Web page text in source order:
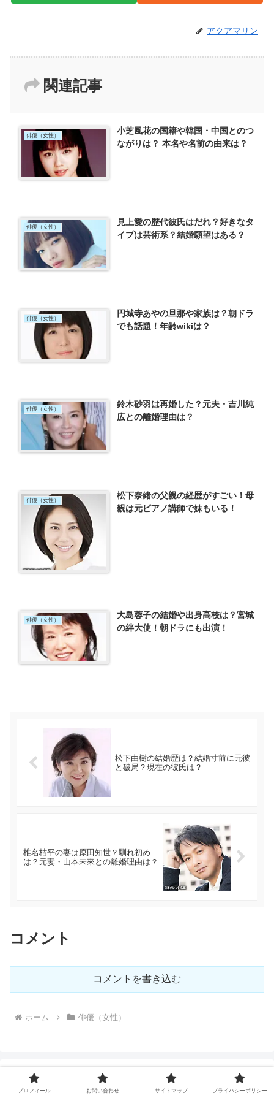
アクアマリン
関連記事
俳優（女性）
小芝風花の国籍や韓国・中国とのつ
ながりは？ 本名や名前の由来は？
俳優（女性）
見上愛の歴代彼氏はだれ？好きなタ
イプは芸術系？結婚願望はある？
俳優（女性）
円城寺あやの旦那や家族は？朝ドラ
でも話題！年齢wikiは？
俳優（女性）
鈴木砂羽は再婚した？元夫・吉川純
広との離婚理由は？
俳優（女性）
松下奈緒の父親の経歴がすごい！母
親は元ピアノ講師で妹もいる！
俳優（女性）
大島蓉子の結婚や出身高校は？宮城
の絆大使！朝ドラにも出演！
松下由樹の結婚歴は？結婚寸前に元彼
と破局？現在の彼氏は？
椎名桔平の妻は原田知世？馴れ初め
は？元妻・山本未來との離婚理由は？
コメント
コメントを書き込む
ホーム 俳優（女性）
プロフィール お問い合わせ サイトマップ プライバシーポリシー